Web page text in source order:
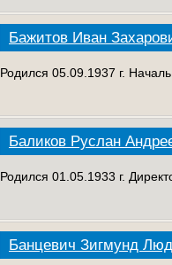
Бажитов Иван
Родился 05.09.1937 г.
Баликов Руслан
Родился 01.05.1933 г.
Банцевич Зигмунд